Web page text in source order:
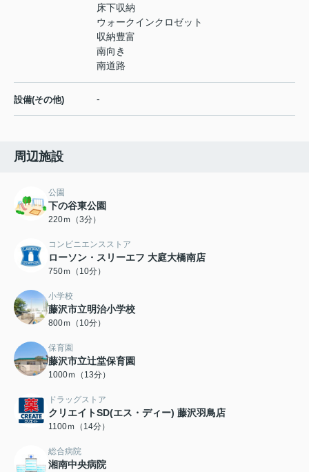
床下収納
ウォークインクロゼット
収納豊富
南向き
南道路
設備(その他) -
周辺施設
公園
下の谷東公園
220ｍ（3分）
コンビニエンスストア
ローソン・スリーエフ 大庭大橋南店
750ｍ（10分）
小学校
藤沢市立明治小学校
800ｍ（10分）
保育園
藤沢市立辻堂保育園
1000ｍ（13分）
ドラッグストア
クリエイトSD(エス・ディー) 藤沢羽鳥店
1100ｍ（14分）
総合病院
湘南中央病院